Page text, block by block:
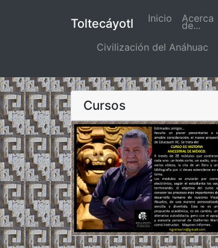
Toltecáyotl Inicio (actual)
Acerca
de...
Civilización del Anáhuac
Cursos